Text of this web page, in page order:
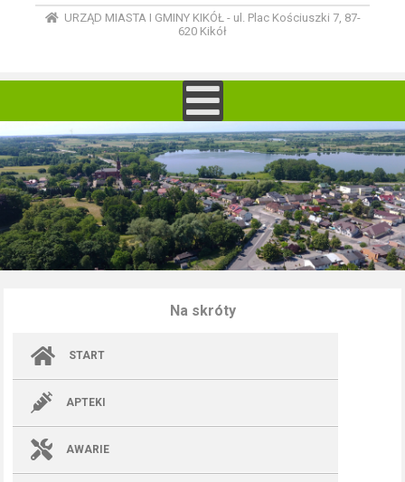
URZĄD MIASTA I GMINY KIKÓŁ - ul. Plac Kościuszki 7, 87-
620 Kikół
Na skróty
START
APTEKI
AWARIE